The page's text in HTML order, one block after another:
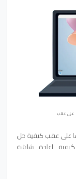
على عقب
على عقب كيفية حل
اعادة شاشة